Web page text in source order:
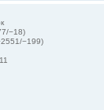
−18)
−199)